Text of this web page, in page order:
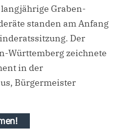
Graben-
standen am Anfang
Der
Württemberg zeichnete
in der
Bürgermeister